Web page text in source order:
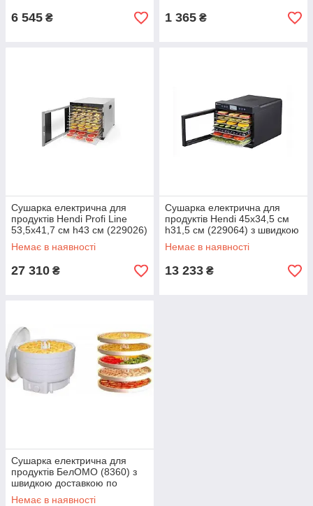
6 545 ₴ 1 365 ₴
Сушарка електрична для
продуктів Hendi Profi Line
53,5х41,7 см h43 см (229026)
з швидкою доставкою по
Україні
Немає в наявності
27 310 ₴
Сушарка електрична для
продуктів Hendi 45х34,5 см
h31,5 см (229064) з швидкою
доставкою по Україні
Немає в наявності
13 233 ₴
Сушарка електрична для
продуктів БелОМО (8360) з
швидкою доставкою по
Україні
Немає в наявності